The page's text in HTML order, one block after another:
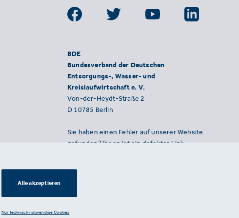
BDE
Bundesverband der Deutschen
Entsorgungs-, Wasser- und
Kreislaufwirtschaft e. V.
Von-der-Heydt-Straße 2
D 10785 Berlin
Sie haben einen Fehler auf unserer Website
gefunden? Ihnen ist ein defekter Link
Alle akzeptieren
Nur technisch notwendige Cookies